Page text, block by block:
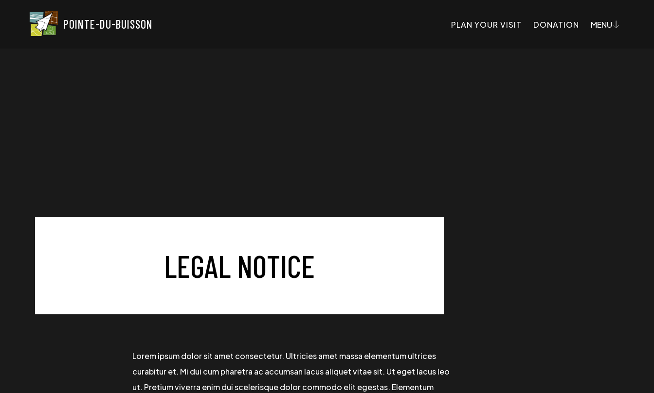
POINTE-DU-BUISSON PLAN YOUR VISIT DONATION MENU
LEGAL NOTICE
Lorem ipsum dolor sit amet consectetur. Ultricies amet massa elementum ultrices
curabitur et. Mi dui cum pharetra ac accumsan lacus aliquet vitae sit. Ut eget lacus leo
ut. Pretium viverra enim dui scelerisque dolor commodo elit egestas. Elementum